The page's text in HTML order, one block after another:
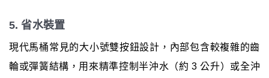
5. 省水裝置
現代馬桶常見的大小號雙按鈕設計，內部包含較複雜的齒
輪或彈簧結構，用來精準控制半沖水（約 3 公升）或全沖